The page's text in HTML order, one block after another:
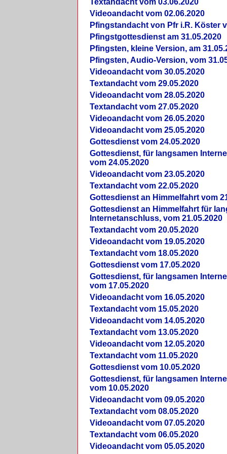
Textandacht vom 03.06.2020
Videoandacht vom 02.06.2020
Pfingstandacht von Pfr i.R. Köster
Pfingstgottesdienst am 31.05.2020
Pfingsten, kleine Version, am
Pfingsten, Audio-Version, vom
Videoandacht vom 30.05.2020
Textandacht vom 29.05.2020
Videoandacht vom 28.05.2020
Textandacht vom 27.05.2020
Videoandacht vom 26.05.2020
Videoandacht vom 25.05.2020
Gottesdienst vom 24.05.2020
Gottesdienst, für langsamen
vom 24.05.2020
Videoandacht vom 23.05.2020
Textandacht vom 22.05.2020
Gottesdienst an Himmelfahrt vom
Gottesdienst an Himmelfahrt für
Internetanschluss, vom 21.05.2020
Textandacht vom 20.05.2020
Videoandacht vom 19.05.2020
Textandacht vom 18.05.2020
Gottesdienst vom 17.05.2020
Gottesdienst, für langsamen
vom 17.05.2020
Videoandacht vom 16.05.2020
Textandacht vom 15.05.2020
Videoandacht vom 14.05.2020
Textandacht vom 13.05.2020
Videoandacht vom 12.05.2020
Textandacht vom 11.05.2020
Gottesdienst vom 10.05.2020
Gottesdienst, für langsamen
vom 10.05.2020
Videoandacht vom 09.05.2020
Textandacht vom 08.05.2020
Videoandacht vom 07.05.2020
Textandacht vom 06.05.2020
Videoandacht vom 05.05.2020